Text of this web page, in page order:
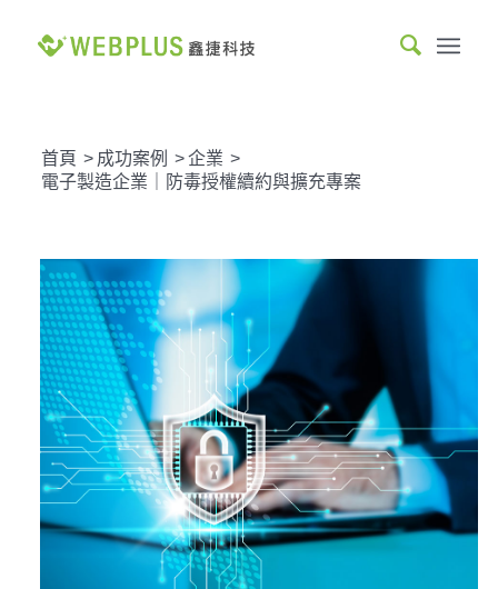
首頁 > 成功案例 > 企業 >
電子製造企業｜防毒授權續約與擴充專案